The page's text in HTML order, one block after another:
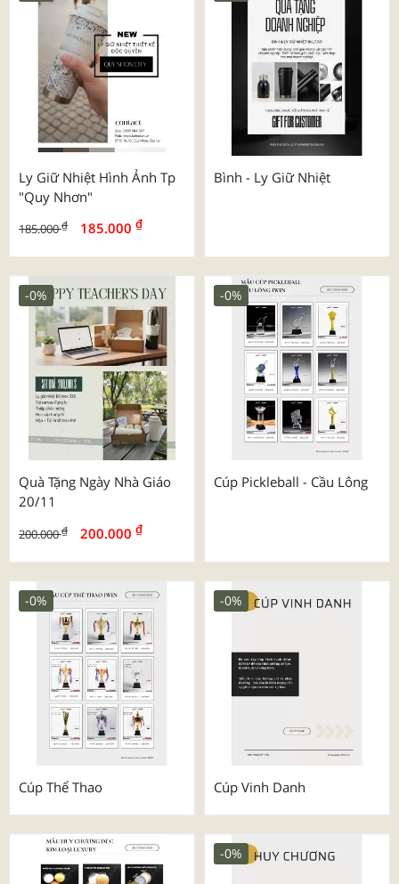
Ly Giữ Nhiệt Hình Ảnh Tp
"quy Nhơn"
185.000₫ 185.000 ₫
Bình - Ly Giữ Nhiệt
Quà Tặng Ngày Nhà Giáo
20/11
200.000₫ 200.000 ₫
-0%
Cúp Pickleball - Cầu Lông
-0%
Cúp Thể Thao
-0%
Cúp Vinh Danh
-0%
-0%